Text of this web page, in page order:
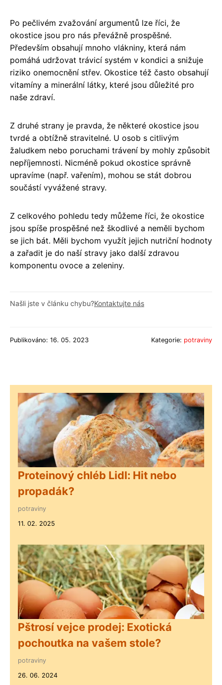
Po pečlivém zvažování argumentů lze říci, že
okostice jsou pro nás převážně prospěšné.
Především obsahují mnoho vlákniny, která nám
pomáhá udržovat trávicí systém v kondici a snižuje
riziko onemocnění střev. Okostice též často obsahují
vitamíny a minerální látky, které jsou důležité pro
naše zdraví.
Z druhé strany je pravda, že některé okostice jsou
tvrdé a obtížně stravitelné. U osob s citlivým
žaludkem nebo poruchami trávení by mohly způsobit
nepříjemnosti. Nicméně pokud okostice správně
upravíme (např. vařením), mohou se stát dobrou
součástí vyvážené stravy.
Z celkového pohledu tedy můžeme říci, že okostice
jsou spíše prospěšné než škodlivé a neměli bychom
se jich bát. Měli bychom využít jejich nutriční hodnoty
a zařadit je do naší stravy jako další zdravou
komponentu ovoce a zeleniny.
Našli jste v článku chybu?Kontaktujte nás
Publikováno: 16. 05. 2023 Kategorie: potraviny
Proteinový chléb Lidl: Hit nebo
propadák?
potraviny
11. 02. 2025
Pštrosí vejce prodej: Exotická
pochoutka na vašem stole?
potraviny
26. 06. 2024